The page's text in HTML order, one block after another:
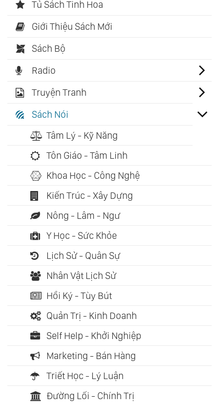
Tủ Sách Tinh Hoa
Giới Thiệu Sách Mới
Sách Bộ
Radio
Truyện Tranh
Sách Nói
Tâm Lý - Kỹ Năng
Tôn Giáo - Tâm Linh
Khoa Học - Công Nghệ
Kiến Trúc - Xây Dựng
Nông - Lâm - Ngư
Y Học - Sức Khỏe
Lịch Sử - Quân Sự
Nhân Vật Lịch Sử
Hồi Ký - Tùy Bút
Quản Trị - Kinh Doanh
Self Help - Khởi Nghiệp
Marketing - Bán Hàng
Triết Học - Lý Luận
Đường Lối - Chính Trị